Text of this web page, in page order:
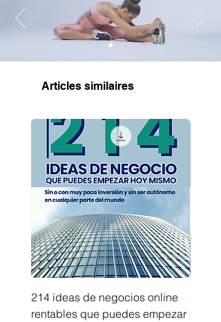
Articles similaires
214 ideas de negocios online
rentables que puedes empezar
214